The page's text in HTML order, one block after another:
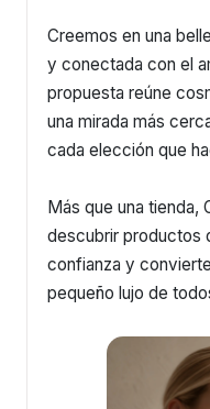
Creemos en una
y conectada con el
propuesta reúne
una mirada más
cada elección que
Más que una tienda,
descubrir productos
confianza y
pequeño lujo de